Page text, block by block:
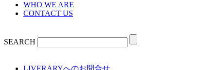
WHO WE ARE
CONTACT US
SEARCH